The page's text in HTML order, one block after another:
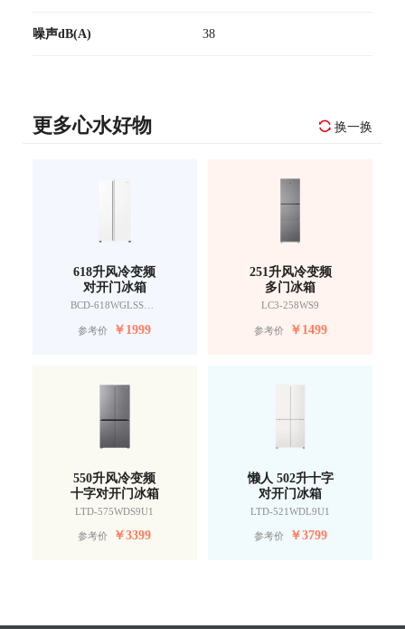
噪声dB(A) 38
更多心水好物 换一换
618升风冷变频
对开门冰箱
BCD-618WGLSSEDW9
参考价 ￥1999
251升风冷变频
多门冰箱
LC3-258WS9
参考价 ￥1499
550升风冷变频
十字对开门冰箱
LTD-575WDS9U1
参考价 ￥3399
懒人 502升十字
对开门冰箱
LTD-521WDL9U1
参考价 ￥3799